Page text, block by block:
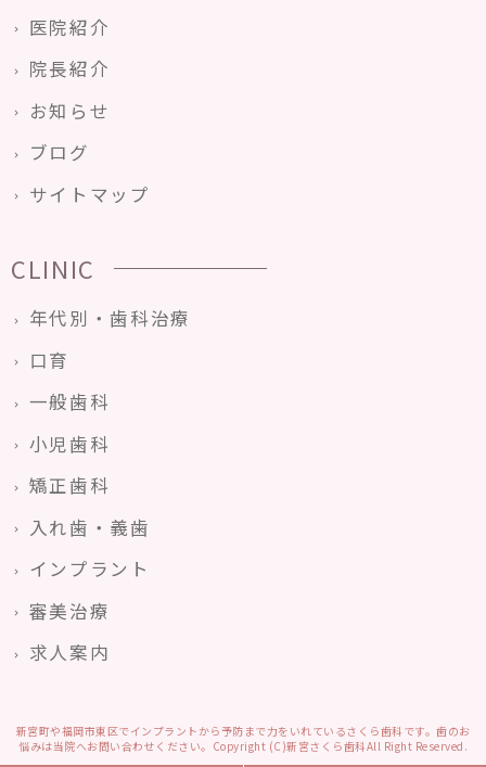
医院紹介
院長紹介
お知らせ
ブログ
サイトマップ
CLINIC
年代別・歯科治療
口育
一般歯科
小児歯科
矯正歯科
入れ歯・義歯
インプラント
審美治療
求人案内
新宮町や福岡市東区でインプラントから予防まで力をいれているさくら歯科です。歯のお
悩みは当院へお問い合わせください。Copyright (C)新宮さくら歯科All Right Reserved.